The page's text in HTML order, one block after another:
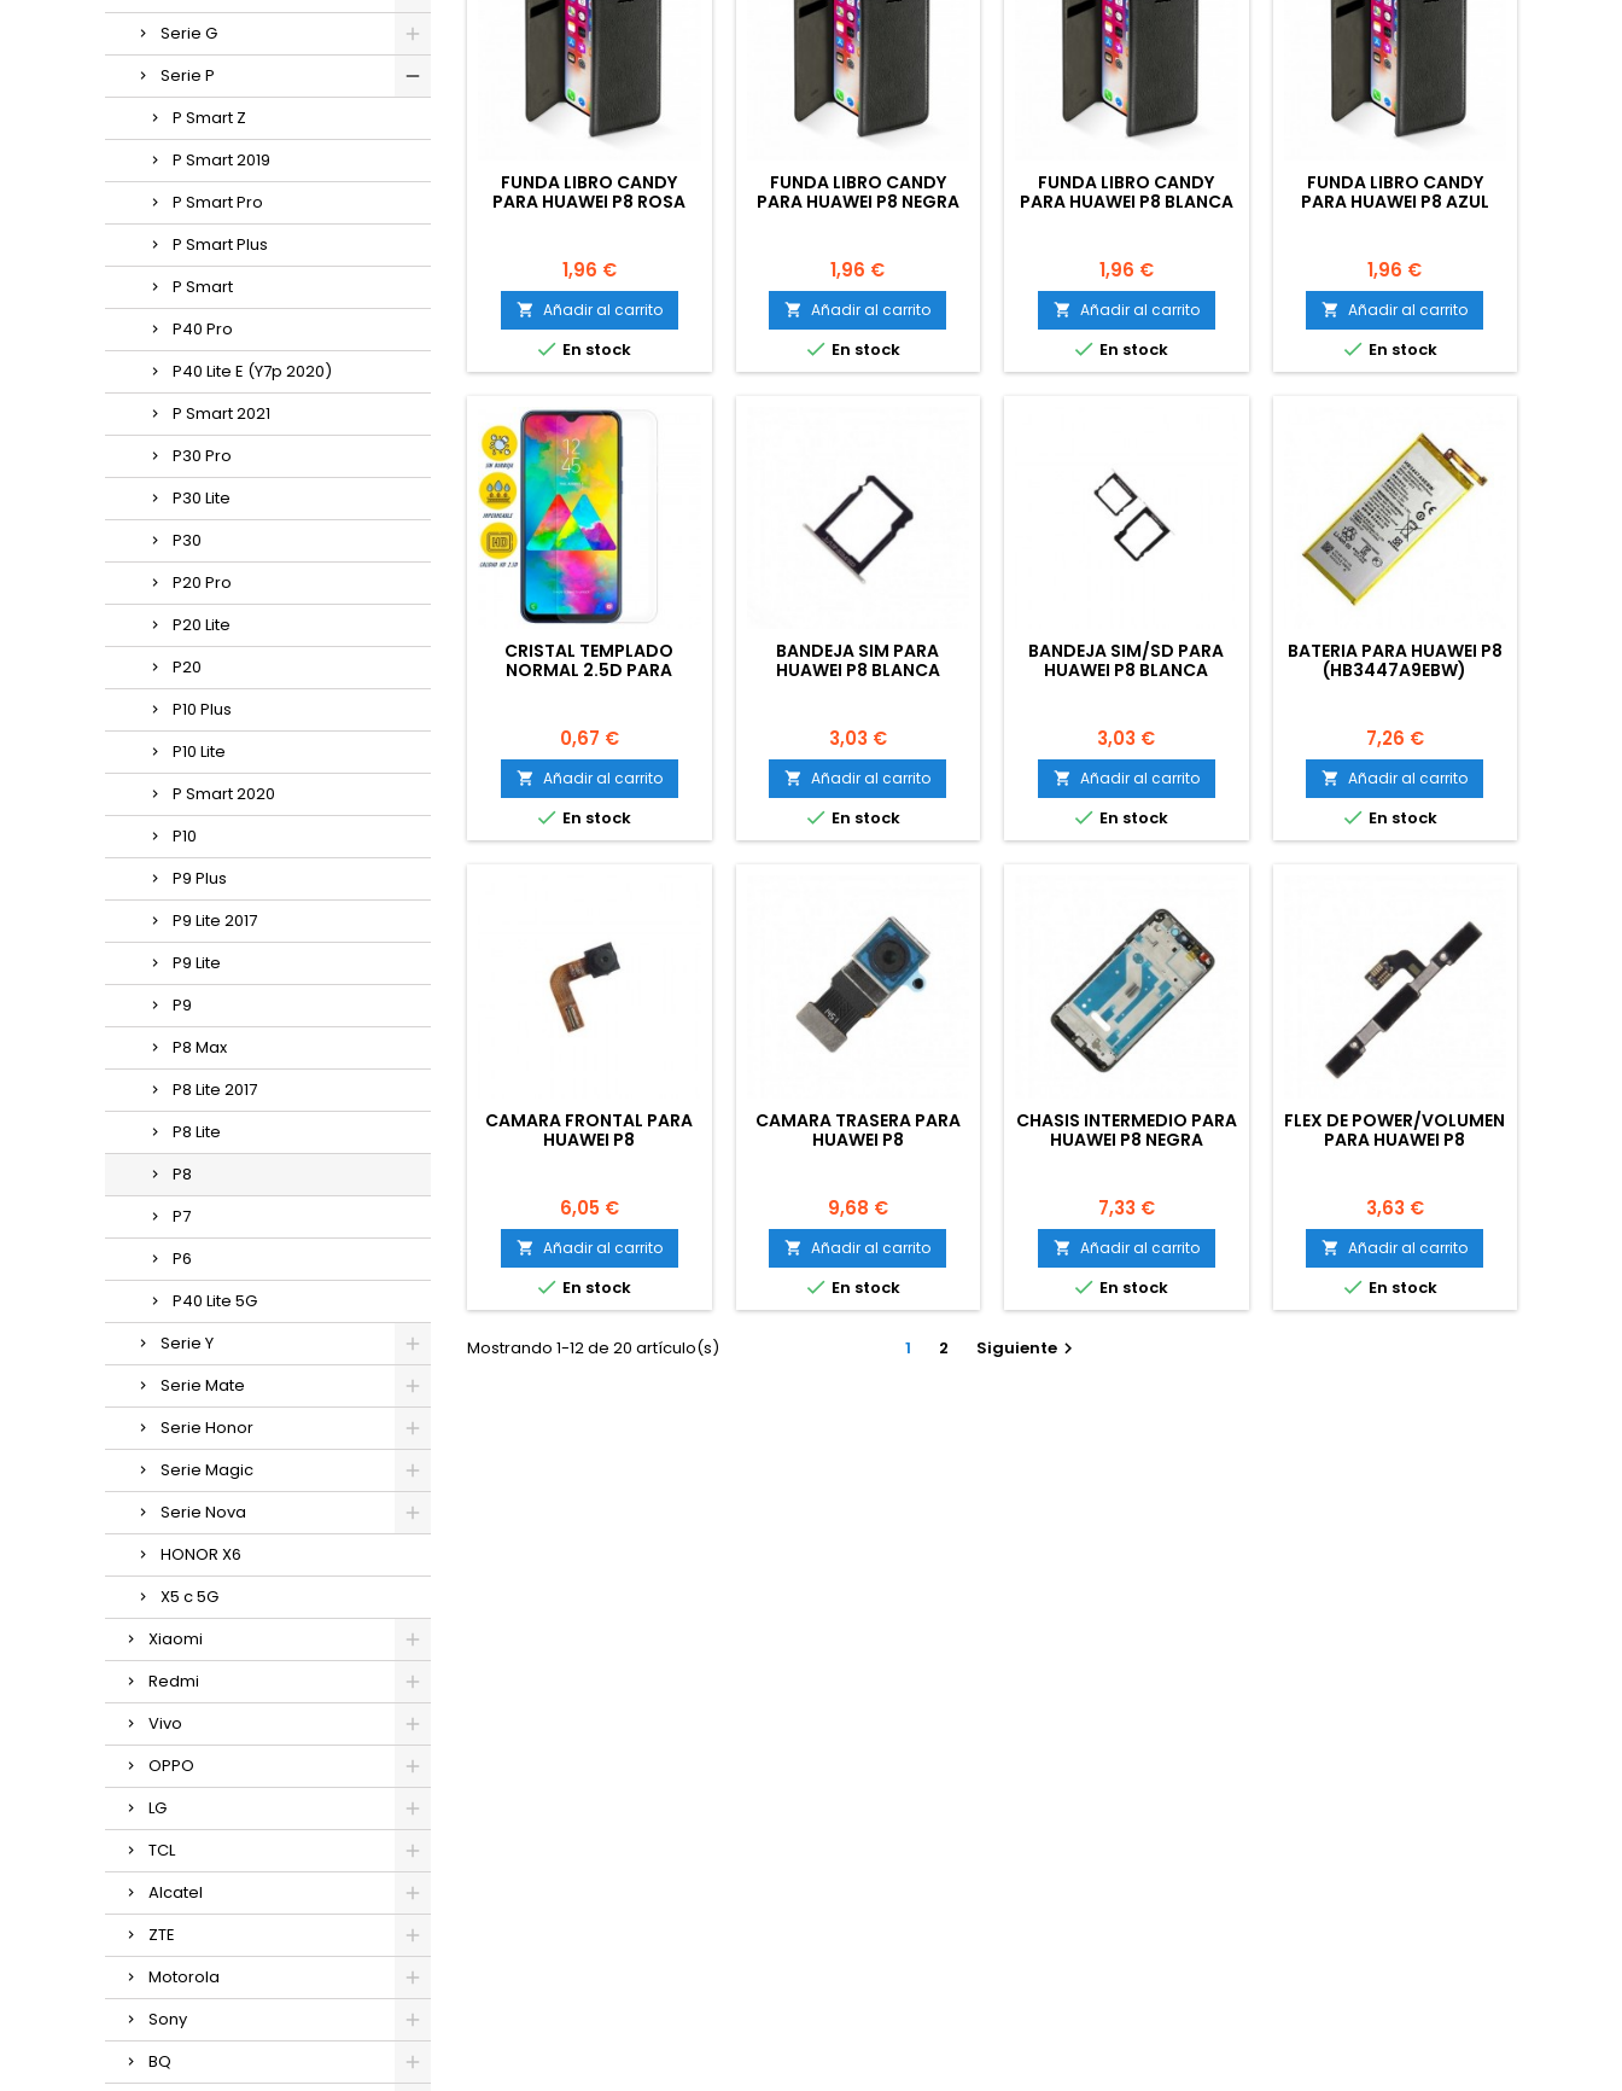
Serie G
Serie P
P Smart Z
P Smart 2019
P Smart Pro
P Smart Plus
P Smart
P40 Pro
P40 Lite E (Y7p 2020)
P Smart 2021
P30 Pro
P30 Lite
P30
P20 Pro
P20 Lite
P20
P10 Plus
P10 Lite
P Smart 2020
P10
P9 Plus
P9 Lite 2017
P9 Lite
P9
P8 Max
P8 Lite 2017
P8 Lite
P8
P7
P6
P40 Lite 5G
Serie Y
Serie Mate
Serie Honor
Serie Magic
Serie Nova
HONOR X6
X5 c 5G
Xiaomi
Redmi
Vivo
OPPO
LG
TCL
Alcatel
ZTE
Motorola
Sony
BQ
FUNDA LIBRO CANDY
PARA HUAWEI P8 ROSA
Precio
1,96 €
 Añadir al carrito
 En stock
FUNDA LIBRO CANDY
PARA HUAWEI P8 NEGRA
Precio
1,96 €
 Añadir al carrito
 En stock
FUNDA LIBRO CANDY
PARA HUAWEI P8 BLANCA
Precio
1,96 €
 Añadir al carrito
 En stock
FUNDA LIBRO CANDY
PARA HUAWEI P8 AZUL
Precio
1,96 €
 Añadir al carrito
 En stock
CRISTAL TEMPLADO
NORMAL 2.5D PARA
Precio
0,67 €
 Añadir al carrito
 En stock
BANDEJA SIM PARA
HUAWEI P8 BLANCA
Precio
3,03 €
 Añadir al carrito
 En stock
BANDEJA SIM/SD PARA
HUAWEI P8 BLANCA
Precio
3,03 €
 Añadir al carrito
 En stock
BATERIA PARA HUAWEI P8
(HB3447A9EBW)
Precio
7,26 €
 Añadir al carrito
 En stock
CAMARA FRONTAL PARA
HUAWEI P8
Precio
6,05 €
 Añadir al carrito
 En stock
CAMARA TRASERA PARA
HUAWEI P8
Precio
9,68 €
 Añadir al carrito
 En stock
CHASIS INTERMEDIO PARA
HUAWEI P8 NEGRA
Precio
7,33 €
 Añadir al carrito
 En stock
FLEX DE POWER/VOLUMEN
PARA HUAWEI P8
Precio
3,63 €
 Añadir al carrito
 En stock
Mostrando 1-12 de 20 artículo(s) 1 2 Siguiente 